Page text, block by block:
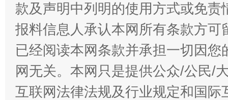
国家大学科技园优化重塑工作
款及声明中列明的使用方式或免责
报料信息人承认本网所有条款方
已经阅读本网条款并承担一切因
网无关。本网只是提供公众/公民/
互联网法律法规及行业规定和国